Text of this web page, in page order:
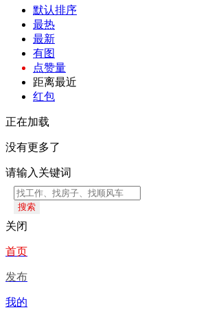
默认排序
最热
最新
有图
点赞量
距离最近
红包
正在加载
没有更多了
请输入关键词
搜索
关闭
首页
发布
我的